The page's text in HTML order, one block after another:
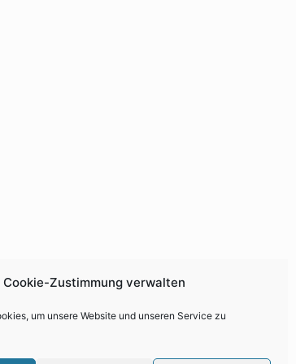
Cookie-Zustimmung verwalten
um unsere Website und unseren Service zu